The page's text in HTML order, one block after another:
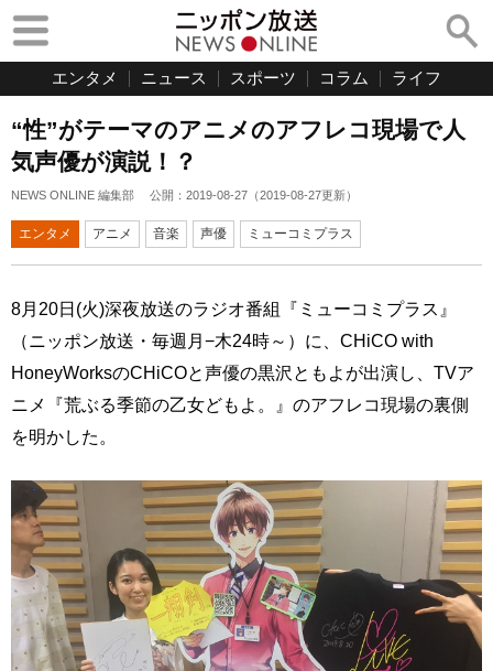
エンタメ ニュース スポーツ コラム ライフ
“性”がテーマのアニメのアフレコ現場で人
気声優が演説！？
NEWS ONLINE 編集部 公開： 2019-08-27 （2019-08-27更新）
エンタメ アニメ 音楽 声優 ミューコミプラス
8月20日(火)深夜放送のラジオ番組『ミューコミプラス』
（ニッポン放送・毎週月−木24時～）に、CHiCO with
HoneyWorksのCHiCOと声優の黒沢ともよが出演し、TVア
ニメ『荒ぶる季節の乙女どもよ。』のアフレコ現場の裏側
を明かした。